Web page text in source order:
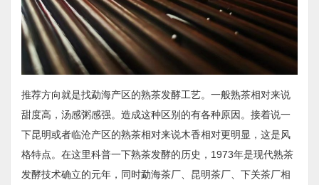
推荐方向就是找勐海产区的熟茶发酵工艺。一般熟茶相对来说
甜度高，汤感粥感强。造成这种区别的有各种原因。接着说一
下昆明或者临沧产区的熟茶相对来说木香相对更明显，这是风
格特点。在这里科普一下熟茶发酵的历史，1973年是现代熟茶
发酵技术确立的元年，同时勐海茶厂、昆明茶厂、下关茶厂相